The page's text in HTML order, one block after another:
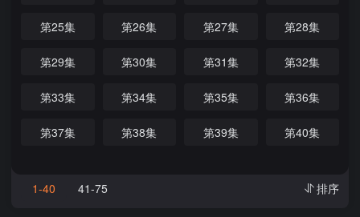
第25集 第26集 第27集 第28集
第29集 第30集 第31集 第32集
第33集 第34集 第35集 第36集
第37集 第38集 第39集 第40集
1-40 41-75 排序